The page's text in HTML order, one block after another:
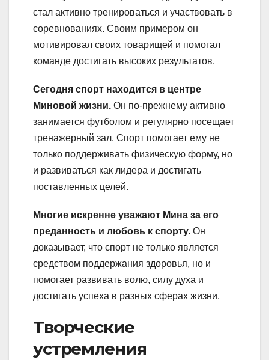
стал активно тренироваться и участвовать в
соревнованиях. Своим примером он
мотивировал своих товарищей и помогал
команде достигать высоких результатов.
Сегодня спорт находится в центре
Миновой жизни. Он по-прежнему активно
занимается футболом и регулярно посещает
тренажерный зал. Спорт помогает ему не
только поддерживать физическую форму, но
и развиваться как лидера и достигать
поставленных целей.
Многие искренне уважают Мина за его
преданность и любовь к спорту. Он
доказывает, что спорт не только является
средством поддержания здоровья, но и
помогает развивать волю, силу духа и
достигать успеха в разных сферах жизни.
Творческие
устремления